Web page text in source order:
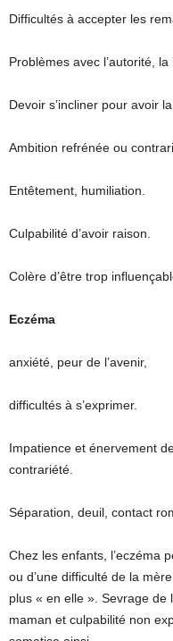
Difficultés à accepter les
Problèmes avec l’autorité, la
Devoir s’incliner pour avoir la
Ambition refrénée ou
Entêtement, humiliation.
Culpabilité d’avoir raison.
Colère d’être trop
Eczéma
anxiété, peur de l’avenir,
difficultés à s’exprimer.
Impatience et énervement
contrariété.
Séparation, deuil, contact
Chez les enfants, l’eczéma
ou d’une difficulté de la
plus « en elle ». Sevrage de
maman et culpabilité non